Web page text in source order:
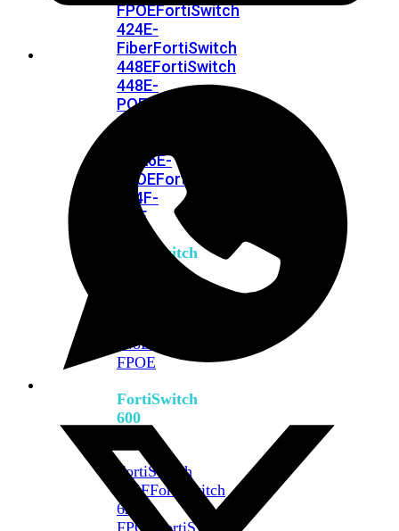
FPOEFortiSwitch
424E-
FiberFortiSwitch
448EFortiSwitch
448E-
POEFortiSwitch
448E-
M426E-
FPOEFortiSwitchRugged
424F-
POE
FortiSwitch
548D-
FPOE
FortiSwitch
600
Series
FortiSwitch
624FFortiSwitch
624F-
FPOE
FortiSwitch